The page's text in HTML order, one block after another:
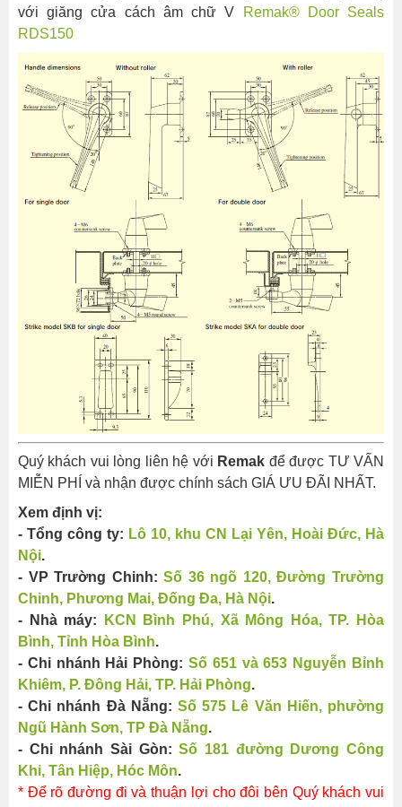
với giăng cửa cách âm chữ V
Remak® Door Seals
RDS150
Quý khách vui lòng liên hệ với Remak để được TƯ VẤN
MIỄN PHÍ và nhận được chính sách GIÁ ƯU ĐÃI NHẤT.
Xem định vị:
- Tổng công ty: Lô 10, khu CN Lại Yên, Hoài Đức, Hà
Nội.
- VP Trường Chinh:Số 36 ngõ 120, Đường Trường
Chinh, Phương Mai, Đống Đa, Hà Nội​​.
- Nhà máy:
KCN Bình Phú, Xã Mông Hóa, TP. Hòa
Bình, Tỉnh Hòa Bình.
- Chi nhánh Hải Phòng: Số 651 và 653 Nguyễn Bỉnh
Khiêm, P. Đông Hải, TP. Hải Phòng.
- Chi nhánh Đà Nẵng: Số 575 Lê Văn Hiến, phường
Ngũ Hành Sơn, TP Đà Nẵng.
- Chi nhánh Sài Gòn:Số 181 đường Dương Công
Khi, Tân Hiệp, Hóc Môn.
* Để rõ đường đi và thuận lợi cho đôi bên Quý khách vui